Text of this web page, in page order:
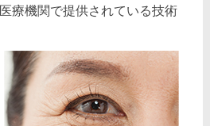
療機関で提供されている技術